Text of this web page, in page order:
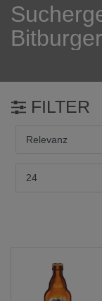
FILTER